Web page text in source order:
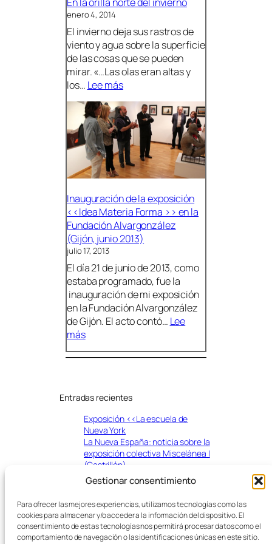
Gestionar consentimiento
Para ofrecer las mejores experiencias, utilizamos tecnologías como las
cookies para almacenar y/o acceder a la información del dispositivo. El
consentimiento de estas tecnologías nos permitirá procesar datos como el
comportamiento de navegación o las identificaciones únicas en este sitio.
o
i
c
i
ó
8
V
L
C
1
N
e
M
u
s
e
o
n
t
ó
n
ó
a
n
d
á
s
i
n
o
L
o
s
a
p
u
b
l
i
c
d
a
e
n
e
l
C
o
m
e
r
c
i
enero 4, 2014
El invierno deja sus rastros de
viento y agua sobre la superficie
de las cosas que se pueden
mirar. «…Las olas eran altas y
los… Lee más:
n
l
o
r
i
l
a
n
o
t
e
d
e
l
n
r
n
o
Inauguración de la exposición
<<Idea Materia Forma >> en la
Fundación Alvargonzález
(Gijón, junio 2013)
julio 17, 2013
El día 21 de junio de 2013, como
estaba programado, fue la
inauguración de mi exposición
en la Fundación Alvargonzález
de Gijón. El acto contó… Lee
más:
n
g
u
r
a
c
i
ó
d
e
l
Entradas recientes
Exposición <<La escuela de
Nueva York
La Nueva España: noticia sobre la
exposición colectiva Miscelánea I
(Castrillón)
Reportaje en TVE de la exposición
8VOLUCI15N en el Museo Antón
de Candás
Crítica de José Antonio
Samaniego en La Nueva España a
la exposición 8VOLUC15N